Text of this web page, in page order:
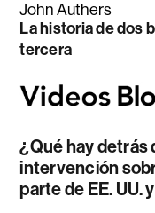
John Authers
La historia de dos
tercera
¿Qué hay detrás
intervención
parte de EE. UU.